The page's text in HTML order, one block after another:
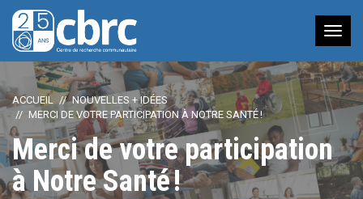
à
ACCUEIL
NOUVELLES + IDÉES
MERCI DE VOTRE PARTICIPATION À NOTRE SANTÉ !
Merci de votre participation
à Notre Santé !